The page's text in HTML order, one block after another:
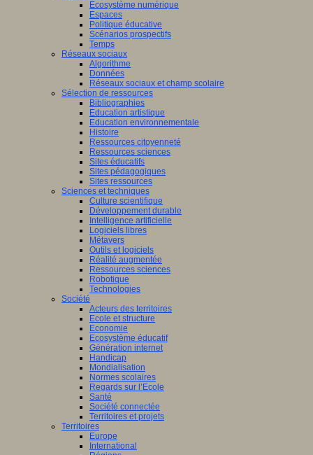
Ecosystème numérique
Espaces
Politique éducative
Scénarios prospectifs
Temps
Réseaux sociaux
Algorithme
Données
Réseaux sociaux et champ scolaire
Sélection de ressources
Bibliographies
Education artistique
Education environnementale
Histoire
Ressources citoyenneté
Ressources sciences
Sites éducatifs
Sites pédagogiques
Sites ressources
Sciences et techniques
Culture scientifique
Développement durable
Intelligence artificielle
Logiciels libres
Métavers
Outils et logiciels
Réalité augmentée
Ressources sciences
Robotique
Technologies
Société
Acteurs des territoires
Ecole et structure
Economie
Ecosystème éducatif
Génération internet
Handicap
Mondialisation
Normes scolaires
Regards sur l’Ecole
Santé
Société connectée
Territoires et projets
Territoires
Europe
International